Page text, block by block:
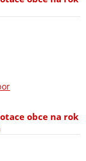
obce na rok